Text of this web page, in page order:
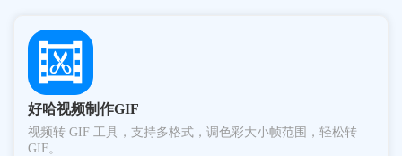
好哈视频制作GIF
视频转 GIF 工具，支持多格式，调色彩大小帧范围，轻松转
GIF。